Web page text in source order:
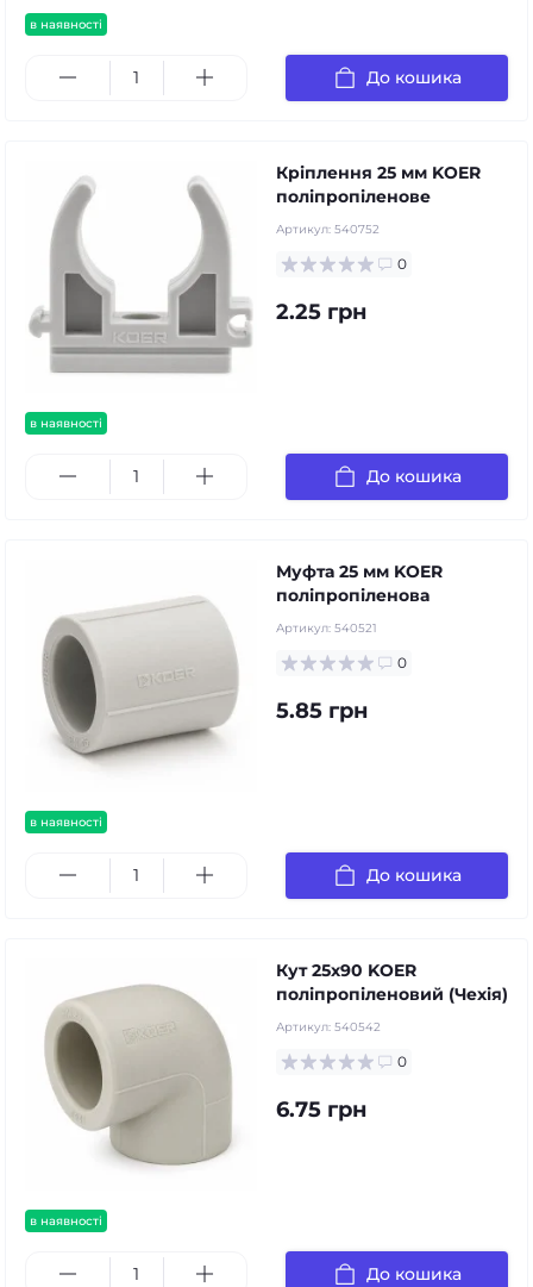
в наявності
До кошика
в наявності
Кріплення 25 мм KOER
поліпропіленове
Артикул: 540752
0
2.25 грн
До кошика
в наявності
Муфта 25 мм KOER
поліпропіленова
Артикул: 540521
0
5.85 грн
До кошика
в наявності
Кут 25х90 KOER
поліпропіленовий (Чехія)
Артикул: 540542
0
6.75 грн
До кошика